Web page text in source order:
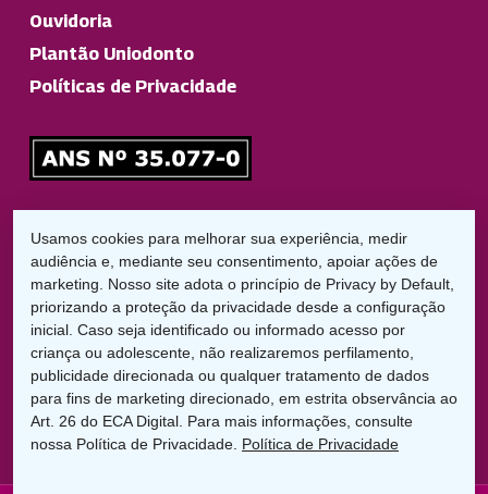
Ouvidoria
Plantão Uniodonto
Políticas de Privacidade
Responsável Técnico
Dr. Diego Garbelini Lorena
CRO/PR: 21826
LGPD:
Encarregado de Proteção de Dados
Cláudio C. Braga
dpo@uniodontolondrina.coop.br
Usamos cookies para melhorar sua experiência, medir
audiência e, mediante seu consentimento, apoiar ações de
marketing. Nosso site adota o princípio de Privacy by Default,
priorizando a proteção da privacidade desde a configuração
inicial. Caso seja identificado ou informado acesso por
criança ou adolescente, não realizaremos perfilamento,
publicidade direcionada ou qualquer tratamento de dados
para fins de marketing direcionado, em estrita observância ao
Art. 26 do ECA Digital. Para mais informações, consulte
nossa Política de Privacidade. Política de Privacidade